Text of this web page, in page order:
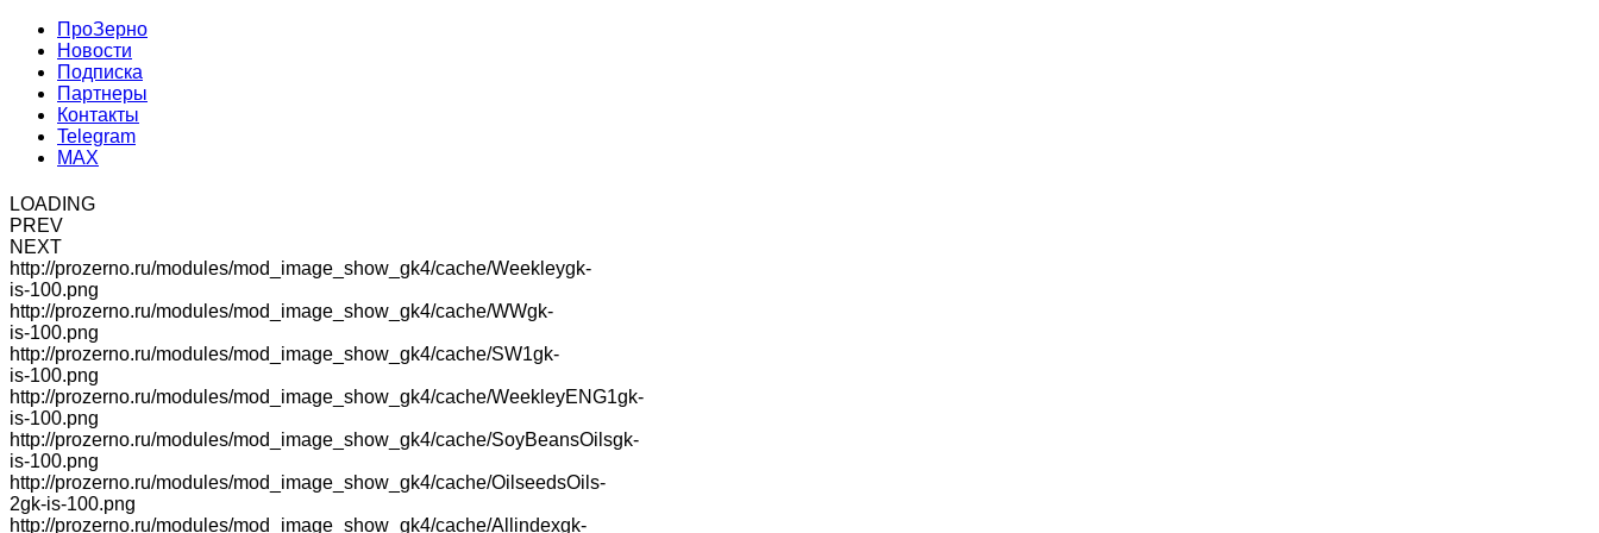
ПроЗерно
Новости
Подписка
Партнеры
Контакты
Telegram
MAX
LOADING
PREV
NEXT
http://prozerno.ru/modules/mod_image_show_gk4/cache/Weekleygk-
is-100.png
http://prozerno.ru/modules/mod_image_show_gk4/cache/WWgk-
is-100.png
http://prozerno.ru/modules/mod_image_show_gk4/cache/SW1gk-
is-100.png
http://prozerno.ru/modules/mod_image_show_gk4/cache/WeekleyENG1gk-
is-100.png
http://prozerno.ru/modules/mod_image_show_gk4/cache/SoyBeansOilsgk-
is-100.png
http://prozerno.ru/modules/mod_image_show_gk4/cache/OilseedsOils-
2gk-is-100.png
http://prozerno.ru/modules/mod_image_show_gk4/cache/Allindexgk-